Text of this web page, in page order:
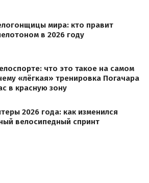
мира: кто правит
в 2026 году
что это такое на самом
«лёгкая» тренировка Погачара
в красную зону
2026 года: как изменился
велосипедный спринт